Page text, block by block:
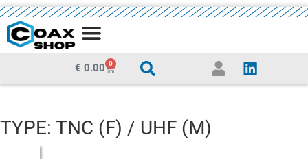
€ 0.00 0
TYPE: TNC (F) / UHF (M)